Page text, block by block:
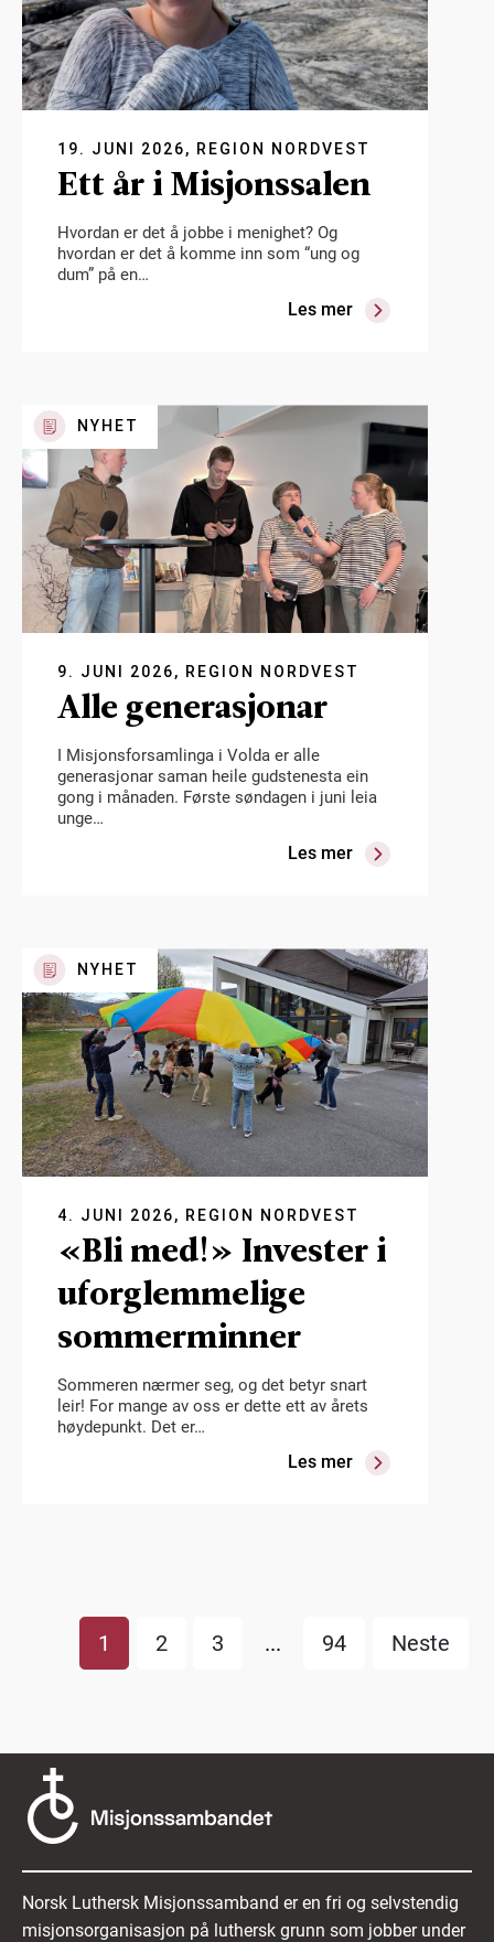
19. JUNI 2026, REGION NORDVEST
Ett år i Misjonssalen
Hvordan er det å jobbe i menighet? Og
hvordan er det å komme inn som “ung og
dum” på en…
Les mer
9. JUNI 2026, REGION NORDVEST
Alle generasjonar
I Misjonsforsamlinga i Volda er alle
generasjonar saman heile gudstenesta ein
gong i månaden. Første søndagen i juni leia
unge…
Les mer
NYHET
4. JUNI 2026, REGION NORDVEST
«Bli med!» Invester i
uforglemmelige
sommerminner
Sommeren nærmer seg, og det betyr snart
leir! For mange av oss er dette ett av årets
høydepunkt. Det er…
Les mer
NYHET
1 2 3 ... 94 Neste
Norsk Luthersk Misjonssamband er en fri og selvstendig
misjonsorganisasjon på luthersk grunn som jobber under